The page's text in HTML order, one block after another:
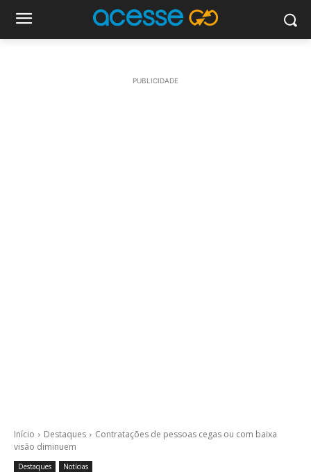
PUBLICIDADE
Início Destaques
Contratações de pessoas cegas ou com baixa
visão diminuem
Destaques Notícias